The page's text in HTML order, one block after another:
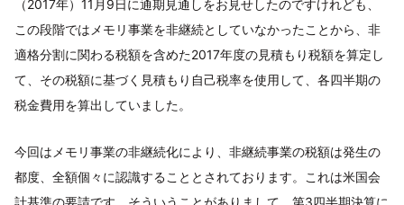
（2017年）11月9日に通期見通しをお見せしたのですけれども、
この段階ではメモリ事業を非継続としていなかったことから、非
適格分割に関わる税額を含めた2017年度の見積もり税額を算定し
て、その税額に基づく見積もり自己税率を使用して、各四半期の
税金費用を算出していました。
今回はメモリ事業の非継続化により、非継続事業の税額は発生の
都度、全額個々に認識することとされております。これは米国会
計基準の要請です。そういうことがありまして、第3四半期決算に